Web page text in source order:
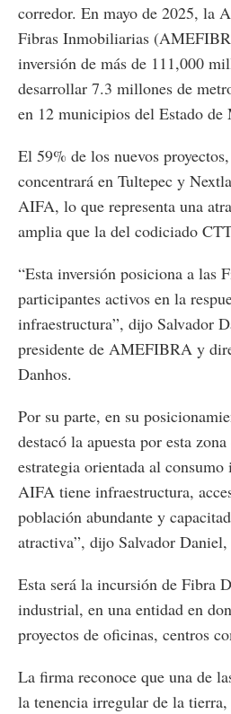
corredor. En mayo de 2025, la
Fibras Inmobiliarias
inversión de más de 111,000
desarrollar 7.3 millones de
en 12 municipios del Estado de
El 59% de los nuevos
concentrará en Tultepec y
AIFA, lo que representa una
amplia que la del codiciado
“Esta inversión posiciona a las
participantes activos en la
infraestructura”, dijo Salvador
presidente de AMEFIBRA y
Danhos.
Por su parte, en su
destacó la apuesta por esta
estrategia orientada al
AIFA tiene infraestructura,
población abundante y
atractiva”, dijo Salvador
Esta será la incursión de Fibra
industrial, en una entidad en
proyectos de oficinas, centros
La firma reconoce que una de
la tenencia irregular de la